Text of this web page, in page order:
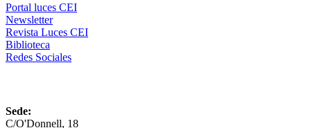
Portal luces CEI
Newsletter
Revista Luces CEI
Biblioteca
Redes Sociales
Sede:
C/O'Donnell, 18